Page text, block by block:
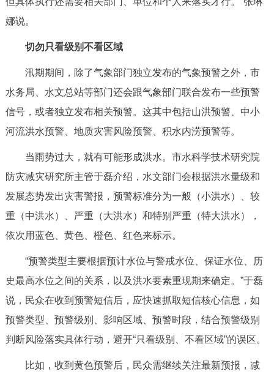
娜说。
切勿只看级别不看区域
汛期期间，除了气象部门独立发布的气象预警之外，市
水务局、水文总站等部门还会跟气象部门联合发布一些预警
信号，或者独立发布相关预警。这其中包括山洪预警、中小
河流洪水预警、地质灾害风险预警、积水内涝预警等。
当雨势过大，就有可能形成洪水。市水科学技术研究院
防灾减灾研究所主管于磊介绍，水文部门会根据洪水量级和
发展态势发出灾害警报，预警标准分为一般（小洪水）、较
重（中洪水）、严重（大洪水）和特别严重（特大洪水），
依次用蓝色、黄色、橙色、红色来标示。
“预警类型主要根据预计水位与警戒水位、保证水位、历
史最高水位之间的关系，以及洪水要素重现期来确定。”于磊
说，民众在收到预警短信后，应快速抓取短信核心信息，如
预警类型、预警级别、影响区域、预警时段，结合预警级别
判断风险落实具体行动，避开“只看级别、不看区域”的误区。
比如，收到黄色预警后，民众需继续关注最新预报，减